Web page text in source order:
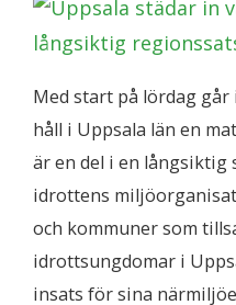
Med start på lördag
håll i Uppsala län en
är en del i en långsiktig
idrottens
och kommuner som
idrottsungdomar i
insats för sina